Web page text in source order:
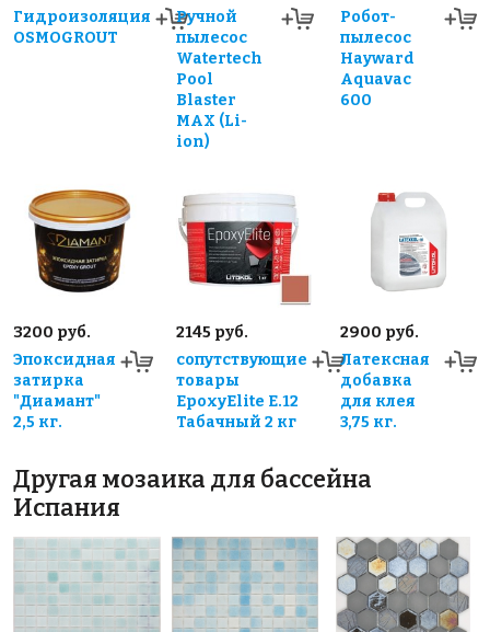
Гидроизоляция
OSMOGROUT
Ручной
пылесос
Watertech
Pool
Blaster
MAX (Li-
ion)
Робот-
пылесос
Hayward
Aquavac
600
3200 руб.
Эпоксидная
затирка
"Диамант"
2,5 кг.
2145 руб.
сопутствующие
товары
EpoxyElite E.12
Табачный 2 кг
2900 руб.
Латексная
добавка
для клея
3,75 кг.
Другая мозаика для бассейна
Испания